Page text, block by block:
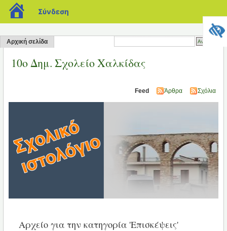
Αρχική σελίδα
10ο Δημ. Σχολείο Χαλκίδας
Feed Άρθρα Σχόλια
Αρχείο για την κατηγορία 'Επισκέψεις'
blogs.sch.gr
Σύνδεση